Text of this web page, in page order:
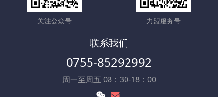
关注公众号 力盟服务号
联系我们
0755-85292992
周一至周五 08：30-18：00